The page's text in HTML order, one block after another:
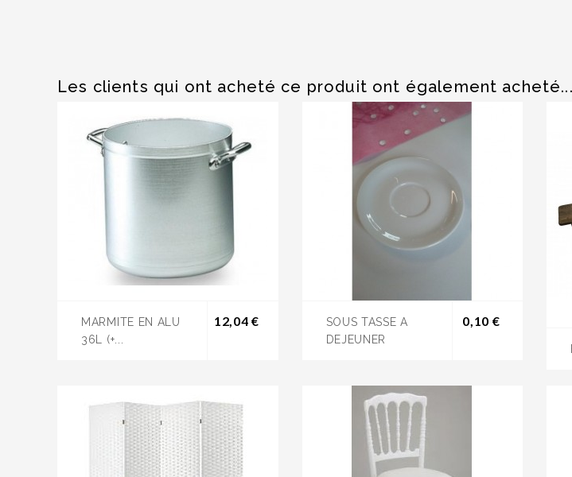
Les clients qui ont acheté ce produit ont également acheté...
MARMITE EN ALU
36L (+...
12,04 €Prix
SOUS TASSE A
DEJEUNER
0,10 €Prix